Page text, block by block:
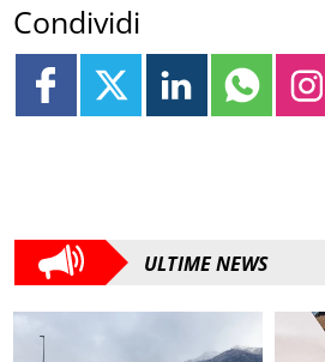
Condividi
ULTIME NEWS